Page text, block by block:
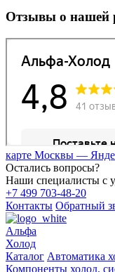
Отзывы о нашей
карте Москвы —
Остались вопросы?
Наши специалисты с
+7 499 703-48-20
Контакты Обратный
Альфа
Холод
Каталог Автоматика
Компоненты холод.